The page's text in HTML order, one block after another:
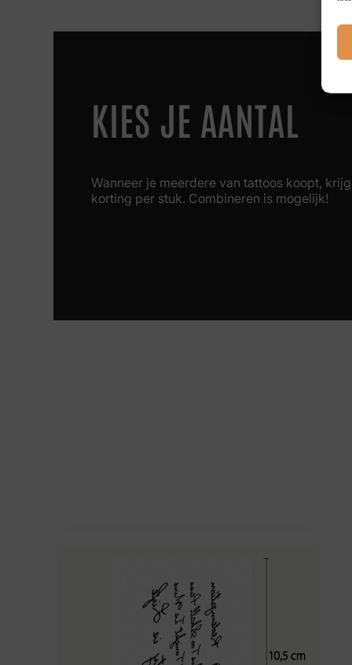
KIES JE AANTAL
Wanneer je meerdere van tattoos koopt,
korting per stuk. Combineren is mogelijk!